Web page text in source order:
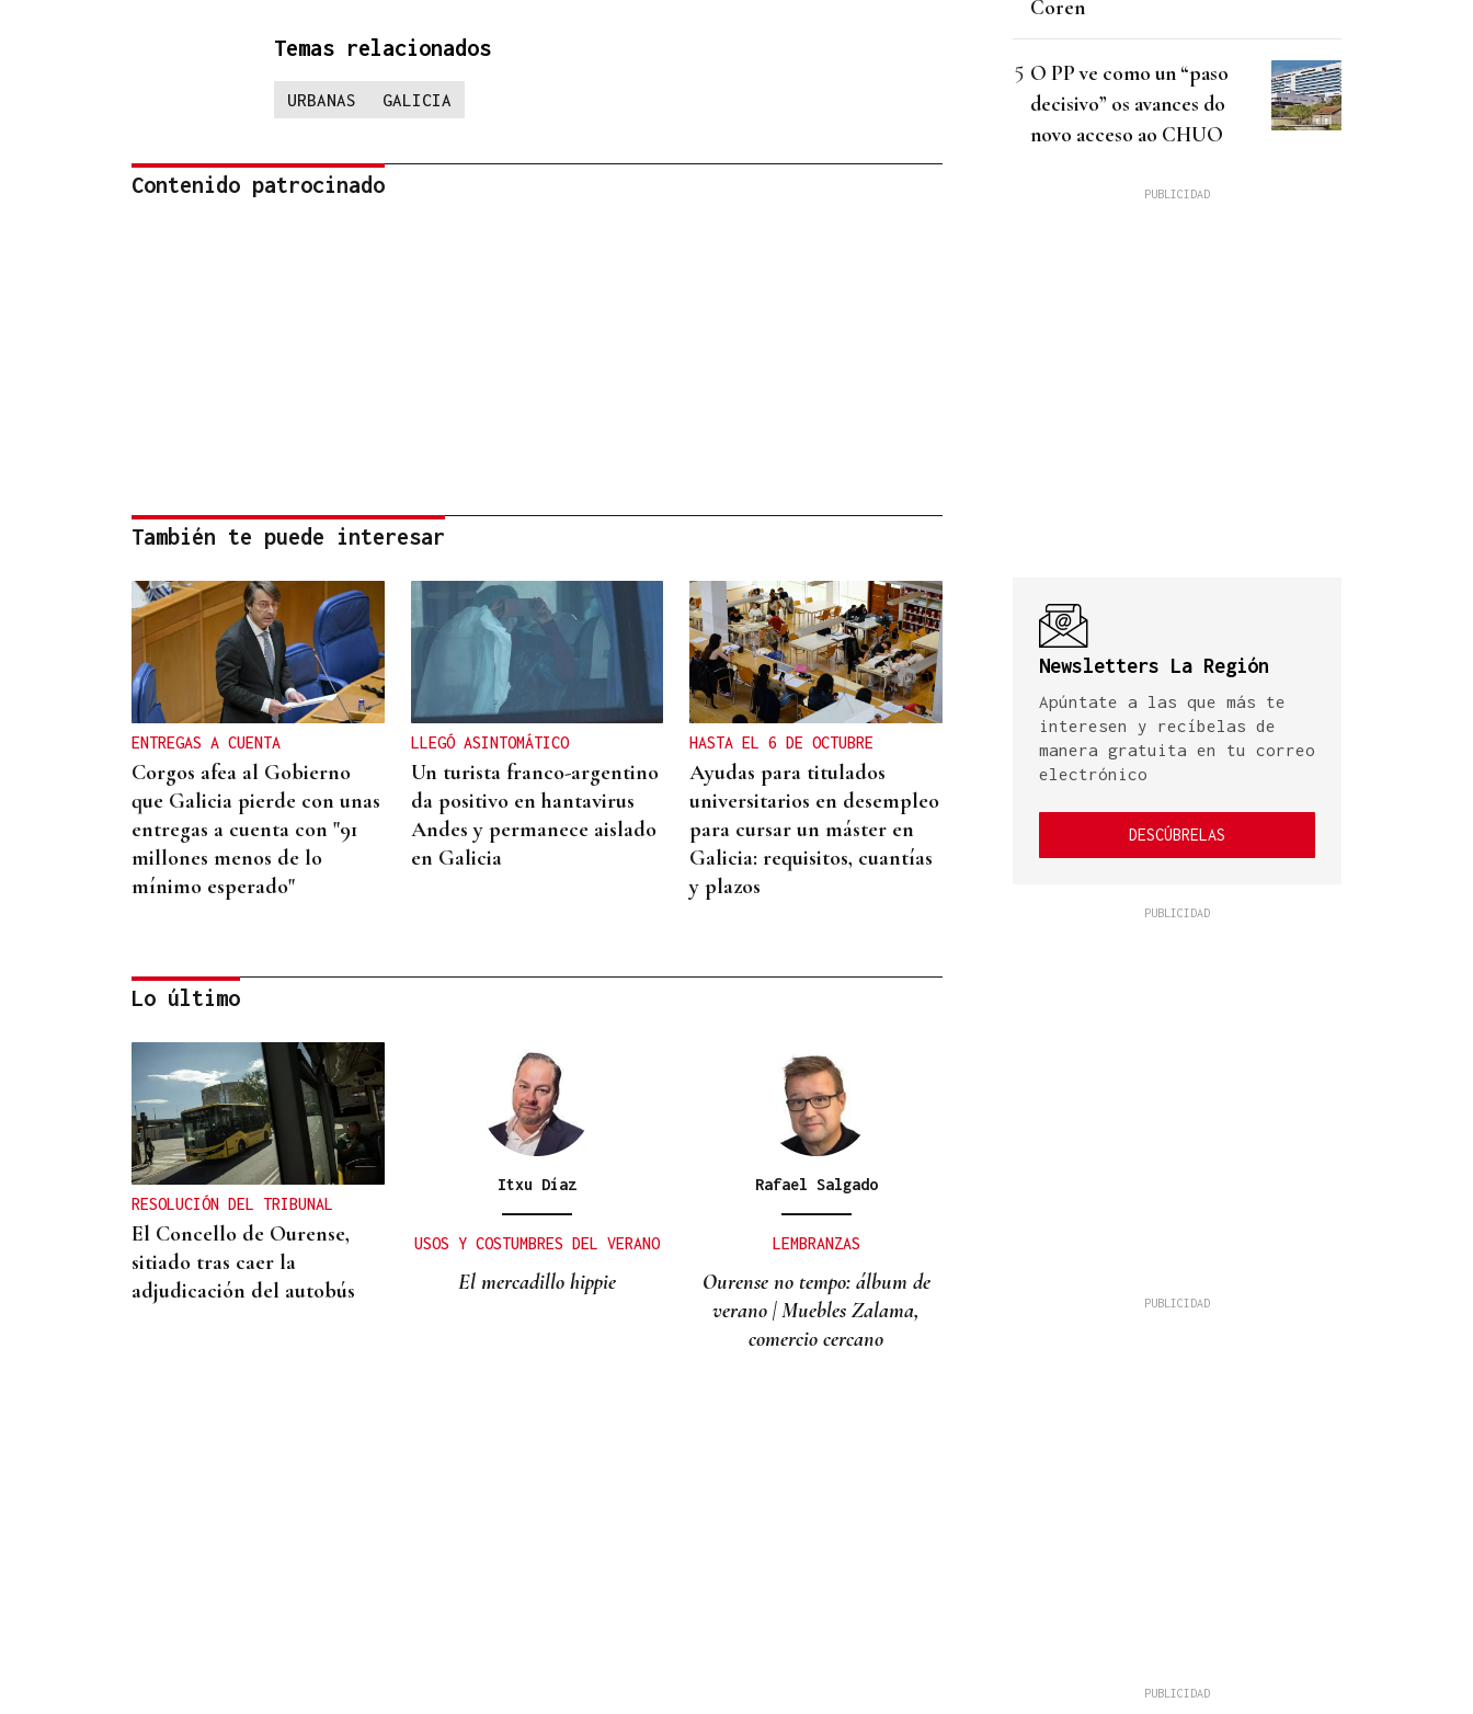
Temas relacionados
URBANAS GALICIA
Contenido patrocinado
También te puede interesar
ENTREGAS A CUENTA
Corgos afea al Gobierno
que Galicia pierde con unas
entregas a cuenta con "91
millones menos de lo
mínimo esperado"
LLEGÓ ASINTOMÁTICO
Un turista franco-argentino
da positivo en hantavirus
Andes y permanece aislado
en Galicia
HASTA EL 6 DE OCTUBRE
Ayudas para titulados
universitarios en desempleo
para cursar un máster en
Galicia: requisitos, cuantías
y plazos
CUENTA CON ANTECEDENTES
Despliegue policial en
Redondela por un hombre
atrincherado en su vivienda
Lo último
RESOLUCIÓN DEL TRIBUNAL
El Concello de Ourense,
sitiado tras caer la
adjudicación del autobús
Itxu Díaz
USOS Y COSTUMBRES DEL VERANO
El mercadillo hippie
Rafael Salgado
LEMBRANZAS
Ourense no tempo: álbum de
verano | Muebles Zalama,
comercio cercano
Coren
O PP ve como un “paso
decisivo” os avances do
novo acceso ao CHUO
Newsletters La Región
Apúntate a las que más te
interesen y recíbelas de
manera gratuita en tu correo
electrónico
DESCÚBRELAS